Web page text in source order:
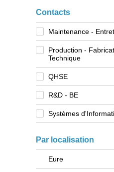
Contacts
Maintenance -
Production -
Technique
QHSE
R&D - BE
Systèmes
Par localisation
Eure